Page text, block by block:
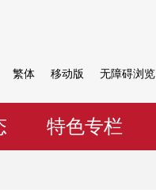
繁体 移动版 无障碍浏览
特色专栏